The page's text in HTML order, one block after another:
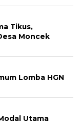
Tikus,
Moncek
Lomba HGN
Utama